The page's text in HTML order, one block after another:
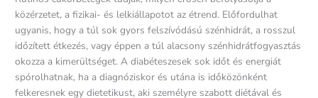
közérzetet, a fizikai- és lelkiállapotot az étrend. Előfordulhat
ugyanis, hogy a túl sok gyors felszívódású szénhidrát, a rosszul
időzített étkezés, vagy éppen a túl alacsony szénhidrátfogyasztás
okozza a kimerültséget. A diabéteszesek sok időt és energiát
spórolhatnak, ha a diagnóziskor és utána is időközönként
felkeresnek egy dietetikust, aki személyre szabott diétával és